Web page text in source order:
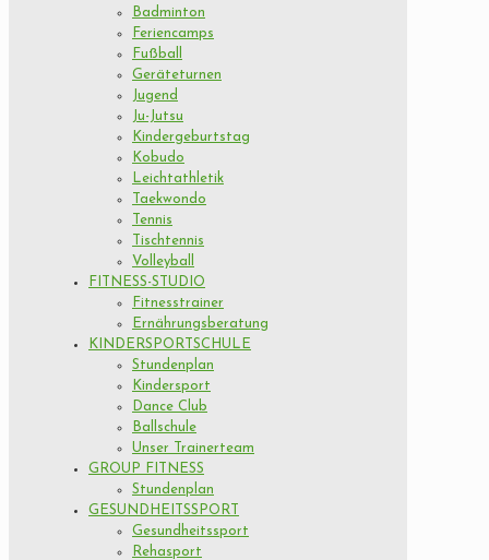
Badminton
Feriencamps
Fußball
Geräteturnen
Jugend
Ju-Jutsu
Kindergeburtstag
Kobudo
Leichtathletik
Taekwondo
Tennis
Tischtennis
Volleyball
FITNESS-STUDIO
Fitnesstrainer
Ernährungsberatung
KINDERSPORTSCHULE
Stundenplan
Kindersport
Dance Club
Ballschule
Unser Trainerteam
GROUP FITNESS
Stundenplan
GESUNDHEITSSPORT
Gesundheitssport
Rehasport